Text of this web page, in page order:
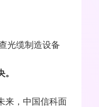
光缆制造设备
来，中国信科面